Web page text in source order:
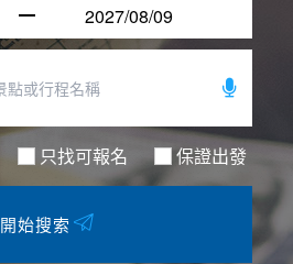
只找可報名 保證出發
開始搜索